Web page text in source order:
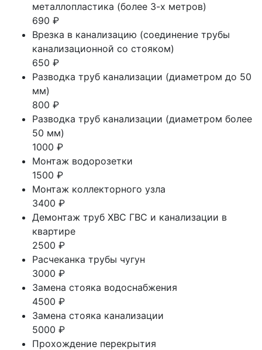
металлопластика (более 3-х метров)
690 ₽
Врезка в канализацию (соединение трубы
канализационной со стояком)
650 ₽
Разводка труб канализации (диаметром до 50
мм)
800 ₽
Разводка труб канализации (диаметром более
50 мм)
1000 ₽
Монтаж водорозетки
1500 ₽
Монтаж коллекторного узла
3400 ₽
Демонтаж труб ХВС ГВС и канализации в
квартире
2500 ₽
Расчеканка трубы чугун
3000 ₽
Замена стояка водоснабжения
4500 ₽
Замена стояка канализации
5000 ₽
Прохождение перекрытия